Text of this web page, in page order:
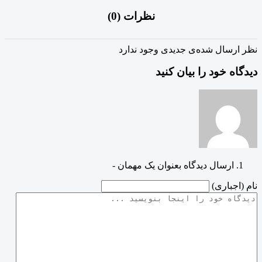
نظرات (0
)
نظر ارسال شده‌ی جدیدی وجود ندارد
دیدگاه خود را بیان کنید
ارسال دیدگاه بعنوان یک مهمان -
نام (اجباری)